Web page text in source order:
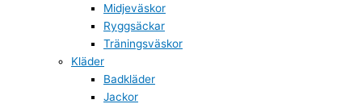
Midjeväskor
Ryggsäckar
Träningsväskor
Kläder
Badkläder
Jackor